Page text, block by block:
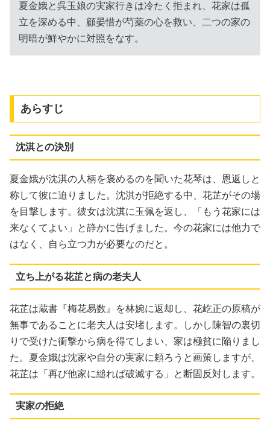
夏金娥と呉玉娘の実家行きは冷たく拒まれ、花家は孤
立を深める中、顧晏惜が芍薬の心を救い、二つの家の
明暗が鮮やかに対照をなす。
あらすじ
沈淇との決別
夏金娥が沈淇の人柄を褒めるのを聞いた花琴は、恩返しと
称して彼に迫りました。沈淇が拒絶する中、花芷がその場
を目撃します。彼女は沈淇に玉佩を返し、「もう花家には
来なくてよい」と静かに告げました。今の花家には他力で
はなく、自ら立つ力が必要なのだと。
立ち上がる花芷と病の老夫人
花芷は蔵書『梅花易数』を林婉に返却し、花屹正の原稿が
無事であることに老夫人は安堵します。しかし陳智の裏切
りで受けた衝撃から病を得てしまい、家は極貧に陥りまし
た。夏金娥は沈家や自分の実家に頼ろうと画策しますが、
花芷は「再び他家に縋れば破滅する」と断固反対します。
実家の拒絶